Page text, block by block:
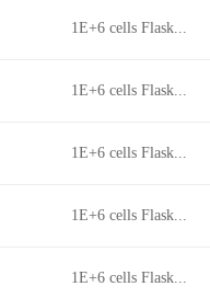
1E+6 cells Flask...
1E+6 cells Flask...
1E+6 cells Flask...
1E+6 cells Flask...
1E+6 cells Flask...